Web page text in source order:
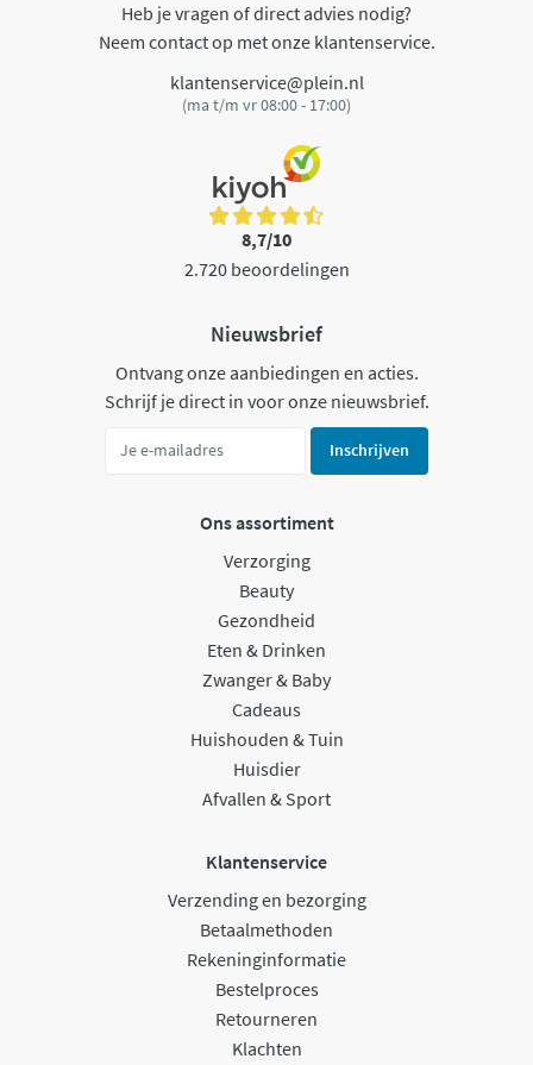
Heb je vragen of direct advies nodig?
Neem contact op met onze klantenservice.
klantenservice@plein.nl
(ma t/m vr 08:00 - 17:00)
8,7/10
2.720 beoordelingen
Nieuwsbrief
Ontvang onze aanbiedingen en acties.
Schrijf je direct in voor onze nieuwsbrief.
Inschrijven
Ons assortiment
Verzorging
Beauty
Gezondheid
Eten & Drinken
Zwanger & Baby
Cadeaus
Huishouden & Tuin
Huisdier
Afvallen & Sport
Klantenservice
Verzending en bezorging
Betaalmethoden
Rekeninginformatie
Bestelproces
Retourneren
Klachten